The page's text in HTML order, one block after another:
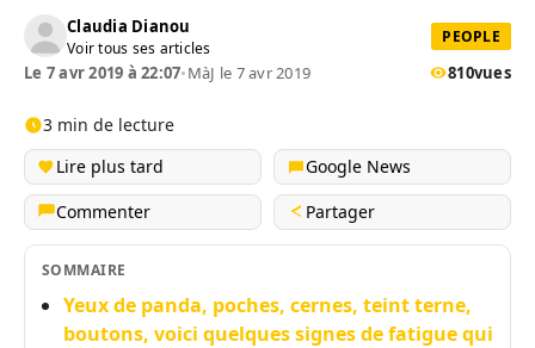
Claudia Dianou
Voir tous ses articles
PEOPLE
Le 7 avr 2019 à 22:07•MàJ le 7 avr 2019 810vues
3 min de lecture
Lire plus tard
Google News
Commenter
Partager
SOMMAIRE
Yeux de panda, poches, cernes, teint terne,
boutons, voici quelques signes de fatigue qui